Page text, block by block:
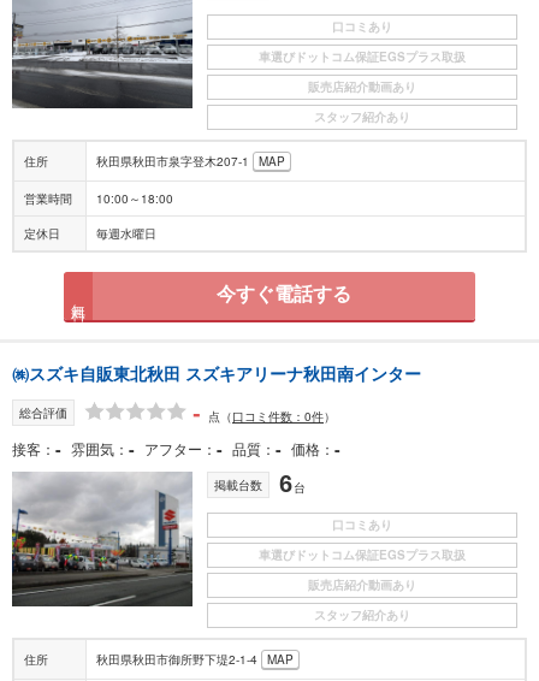
口コミあり
車選びドットコム保証EGSプラス取扱
販売店紹介動画あり
スタッフ紹介あり
住所 秋田県秋田市泉字登木207-1 MAP
営業時間 10:00～18:00
定休日 毎週水曜日
今すぐ電話する
㈱スズキ自販東北秋田 スズキアリーナ秋田南インター
総合評価 - 点 （口コミ件数：0件）
接客 - 雰囲気 - アフター - 品質 - 価格 -
掲載台数 6台
口コミあり
車選びドットコム保証EGSプラス取扱
販売店紹介動画あり
スタッフ紹介あり
住所 秋田県秋田市御所野下堤2-1-4 MAP